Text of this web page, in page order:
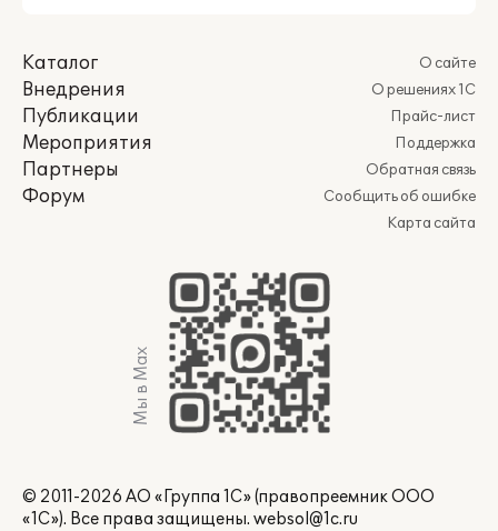
Каталог
Внедрения
Публикации
Мероприятия
Партнеры
Форум
О сайте
О решениях 1С
Прайс-лист
Поддержка
Обратная связь
Сообщить об ошибке
Карта сайта
Мы в Max
© 2011-2026 АО «Группа 1С» (правопреемник ООО
«1С»). Все права защищены. websol@1c.ru